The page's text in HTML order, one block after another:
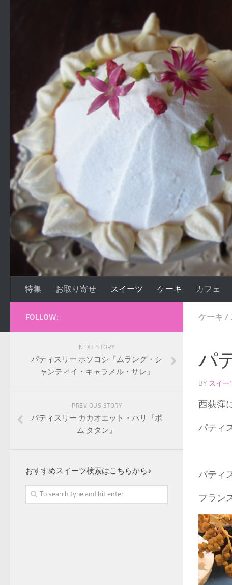
特集 お取り寄せ スイーツ ケーキ カフェ
ケーキ /
パ
BY スイ
西荻窪
パティ
パティ
フラン
FOLLOW:
NEXT STORY
パティスリー ホソコシ『ムラング・シ
ャンティイ・キャラメル・サレ』
PREVIOUS STORY
パティスリー カカオエット・パリ『ポ
ム タタン』
おすすめスイーツ検索はこちらから♪